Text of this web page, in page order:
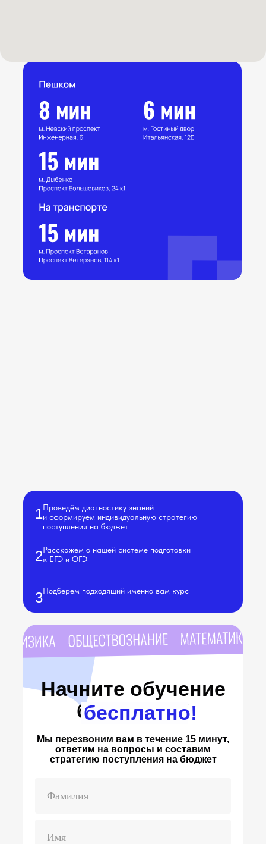
1Проведём диагностику знаний
и сформируем индивидуальную стратегию
поступления на бюджет
2Расскажем о нашей системе подготовки
к ЕГЭ и ОГЭ
3Подберем подходящий именно вам курс
Начните обучение
бесплатно!
бесплатно!
Мы перезвоним вам в течение 15 минут,
ответим на вопросы и составим
стратегию поступления на бюджет
Фамилия
Имя